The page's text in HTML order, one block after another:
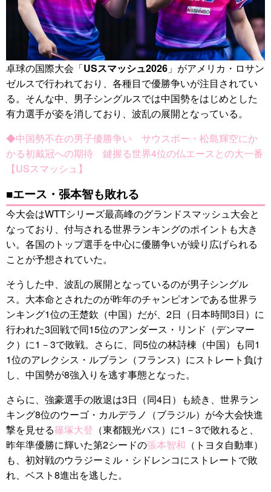
卓球の国際大会「USスマッシュ2026 」がアメリカ・ロサン
ゼルスで行われており、各種目で優勝争いが注目されてい
る。そんな中、男子シングルスでは中国勢をはじめとした
有力選手が姿を消しており、波乱の展開となっている。
◆中国勢不在の男子優勝争い サウスポー・松島輝空にか
かる初戴冠への期待 鍵握る世界4位の仏エースとの大一番
【USスマッシュ】
■エース・張本智も敗れる
今大会はWTTシリーズ最高峰のグランドスマッシュ大会と
なっており、付与される世界ランキングのポイントも大き
い。各国のトップ選手を中心に優勝争いが繰り広げられる
ことが予想されていた。
そうした中、波乱の展開となっているのが男子シングル
ス。大本命とされたのが昨年のチャンピオンである世界ラ
ンキング1位の王楚欽（中国）だが、2日（日本時間3日）に
行われた3回戦で同15位のアンダース・リンド（デンマー
ク）に1－3で敗戦。さらに、同5位の林詩棟（中国）も同1
1位のアレクシス・ルブラン（フランス）にストレート負け
し、中国勢が8強入りを逃す事態となった。
さらに、強豪選手の敗退は3日（同4日）も続き、世界ラン
キング8位のウーゴ・カルデラノ（ブラジル）が今大会快進
撃を見せる篠塚大登 （東都観光バス）に1－3で敗れると、
昨年準優勝に輝いた第2シードの張本智和 （トヨタ自動車）
も、初対戦のウラジーミル・シドレンコにストレートで敗
れ、ベスト8進出を逃した。